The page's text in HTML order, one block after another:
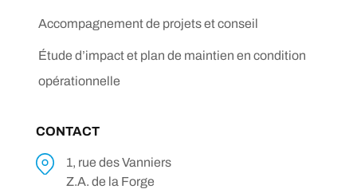
Accompagnement de projets et conseil
Étude d’impact et plan de maintien en condition
opérationnelle
CONTACT
1, rue des Vanniers
Z.A. de la Forge